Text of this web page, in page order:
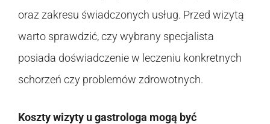
oraz zakresu świadczonych usług. Przed wizytą
warto sprawdzić, czy wybrany specjalista
posiada doświadczenie w leczeniu konkretnych
schorzeń czy problemów zdrowotnych.
Koszty wizyty u gastrologa mogą być